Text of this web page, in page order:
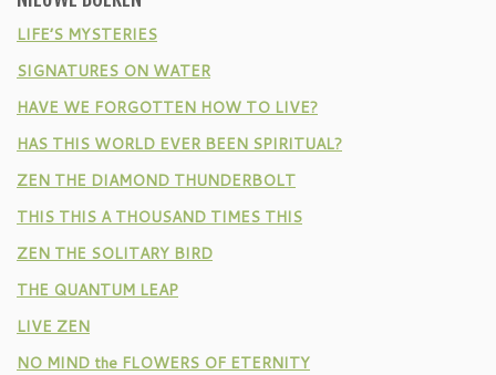
LIFE’S MYSTERIES
SIGNATURES ON WATER
HAVE WE FORGOTTEN HOW TO LIVE?
HAS THIS WORLD EVER BEEN SPIRITUAL?
ZEN THE DIAMOND THUNDERBOLT
THIS THIS A THOUSAND TIMES THIS
ZEN THE SOLITARY BIRD
THE QUANTUM LEAP
LIVE ZEN
NO MIND the FLOWERS OF ETERNITY